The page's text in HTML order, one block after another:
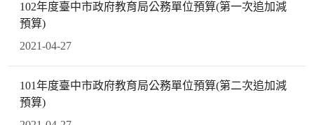
102年度臺中市政府教育局公務單位預算(第一次追加減
預算)
2021-04-27
101年度臺中市政府教育局公務單位預算(第二次追加減
預算)